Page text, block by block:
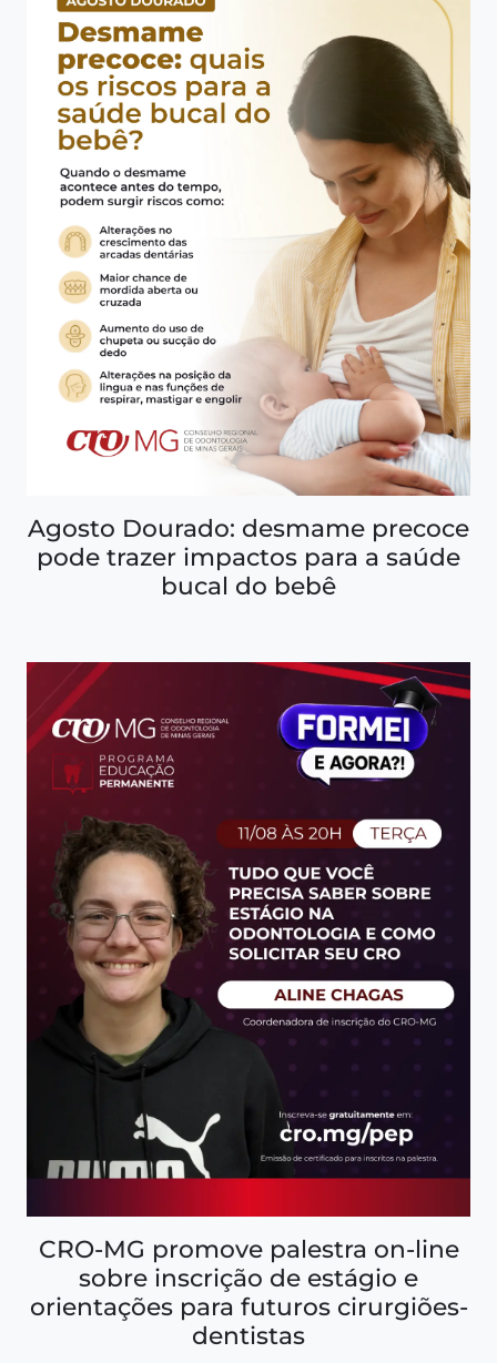
Agosto Dourado: desmame precoce
pode trazer impactos para a saúde
bucal do bebê
CRO-MG promove palestra on-line
sobre inscrição de estágio e
orientações para futuros cirurgiões-
dentistas